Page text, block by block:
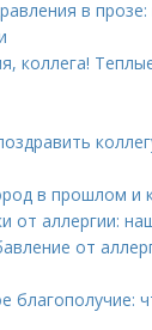
в
коллега!
в прошлом и
от аллергии:
от
благополучие: